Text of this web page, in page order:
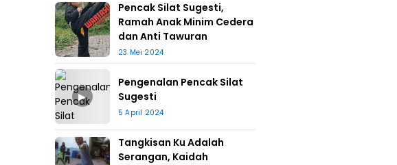
Pencak Silat Sugesti,
Ramah Anak Minim Cedera
dan Anti Tawuran
23 Mei 2024
▶
Pengenalan Pencak Silat
Sugesti
5 April 2024
Tangkisan Ku Adalah
Serangan, Kaidah